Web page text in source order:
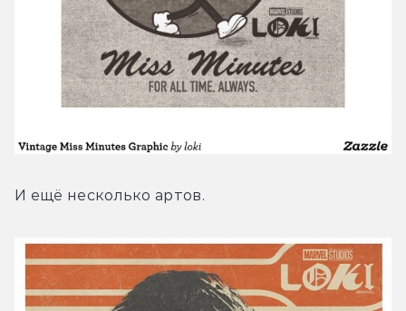
И ещё несколько артов.